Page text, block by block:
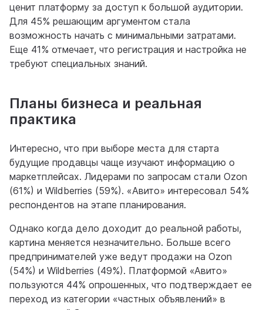
ценит платформу за доступ к большой аудитории.
Для 45% решающим аргументом стала
возможность начать с минимальными затратами.
Еще 41% отмечает, что регистрация и настройка не
требуют специальных знаний.
Планы бизнеса и реальная
практика
Интересно, что при выборе места для старта
будущие продавцы чаще изучают информацию о
маркетплейсах. Лидерами по запросам стали Ozon
(61%) и Wildberries (59%). «Авито» интересовал 54%
респондентов на этапе планирования.
Однако когда дело доходит до реальной работы,
картина меняется незначительно. Больше всего
предпринимателей уже ведут продажи на Ozon
(54%) и Wildberries (49%). Платформой «Авито»
пользуются 44% опрошенных, что подтверждает ее
переход из категории «частных объявлений» в